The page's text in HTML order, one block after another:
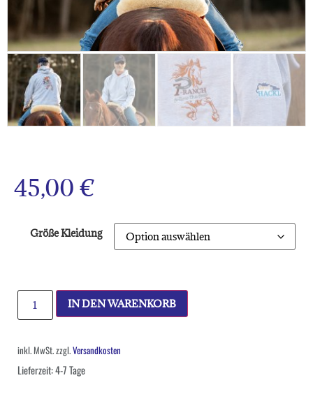
45,00 €
Größe Kleidung
IN DEN WARENKORB
inkl. MwSt.zzgl.Versandkosten
Lieferzeit:4-7 Tage